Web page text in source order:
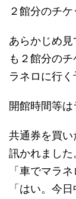
２館分の
あらかじめ
も２館分の
ラネロに行く
開館時間等は
共通券を買
訊かれました
「車でマラ
「はい。今